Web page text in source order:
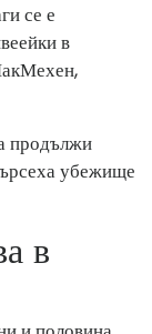
се е
в
продължи
убежище
в